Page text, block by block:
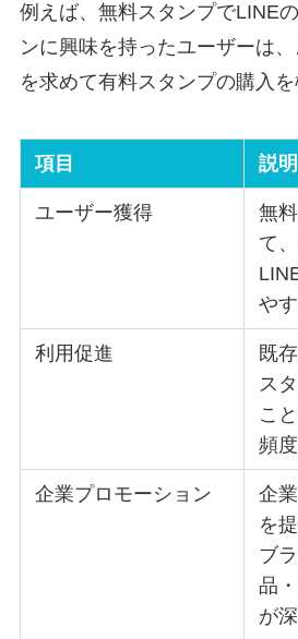
例えば、無料スタンプでLINE
ンに興味を持ったユーザーは
を求めて有料スタンプの購入を
項目 説明
ユーザー獲得
無
て
や
利用促進
既
ス
こ
頻
企業プロモーション
企
を
ブ
品
が